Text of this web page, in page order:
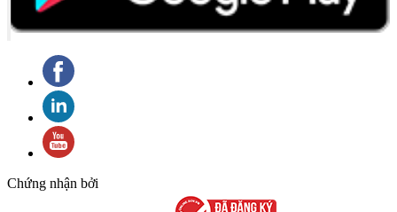
Chứng nhận bởi